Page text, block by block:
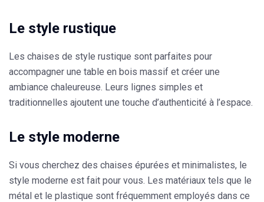
Le style rustique
Les chaises de style rustique sont parfaites pour
accompagner une table en bois massif et créer une
ambiance chaleureuse. Leurs lignes simples et
traditionnelles ajoutent une touche d’authenticité à l’espace.
Le style moderne
Si vous cherchez des chaises épurées et minimalistes, le
style moderne est fait pour vous. Les matériaux tels que le
métal et le plastique sont fréquemment employés dans ce